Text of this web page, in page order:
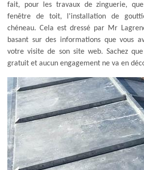
fait, pour les travaux de zinguerie,
fenêtre de toit, l'installation de
chéneau. Cela est dressé par Mr
basant sur des informations que vous
votre visite de son site web. Sachez
gratuit et aucun engagement ne va en